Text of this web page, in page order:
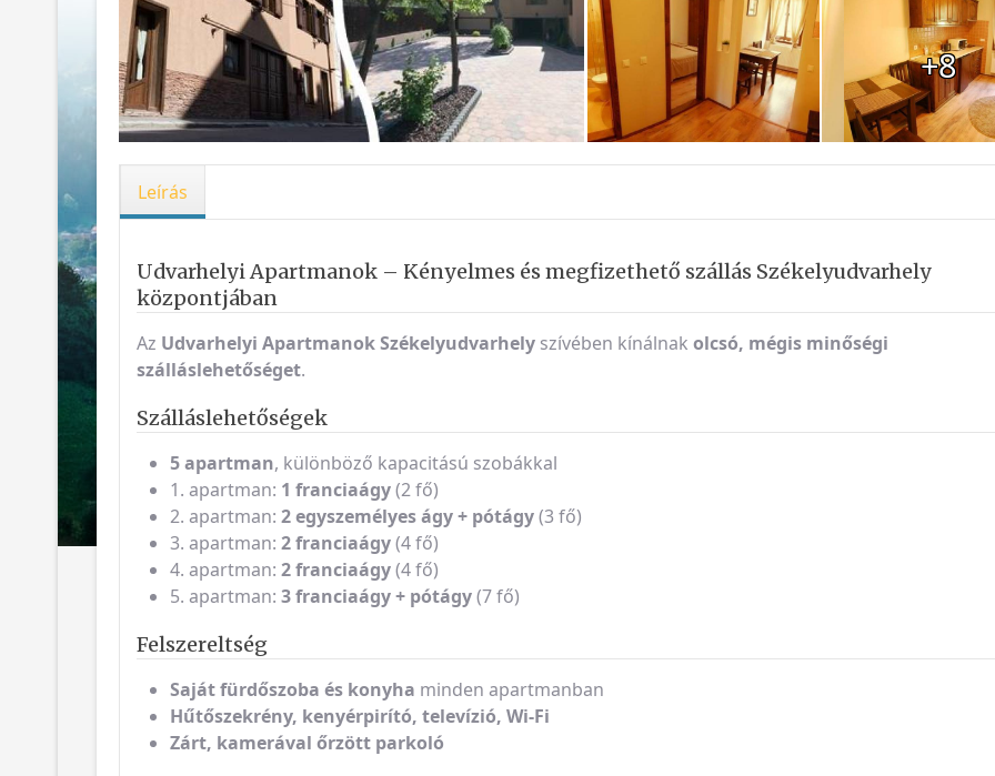
+8
Leírás
Udvarhelyi Apartmanok – Kényelmes és megfizethető szállás Székelyudvarhely
központjában
Az Udvarhelyi ApartmanokSzékelyudvarhely szívében kínálnak olcsó, mégis minőségi
szálláslehetőséget.
Szálláslehetőségek
5 apartman, különböző kapacitású szobákkal
1. apartman: 1 franciaágy(2 fő)
2. apartman: 2 egyszemélyes ágy + pótágy(3 fő)
3. apartman: 2 franciaágy(4 fő)
4. apartman: 2 franciaágy(4 fő)
5. apartman: 3 franciaágy + pótágy(7 fő)
Felszereltség
Saját fürdőszoba és konyha minden apartmanban
Hűtőszekrény, kenyérpirító, televízió, Wi-Fi
Zárt, kamerával őrzött parkoló